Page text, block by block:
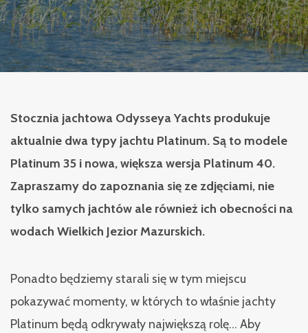
Stocznia jachtowa Odysseya Yachts produkuje
aktualnie dwa typy jachtu Platinum. Są to modele
Platinum 35 i nowa, większa wersja Platinum 40.
Zapraszamy do zapoznania się ze zdjęciami, nie
tylko samych jachtów ale również ich obecności na
wodach Wielkich Jezior Mazurskich.
Ponadto będziemy starali się w tym miejscu
pokazywać momenty, w których to właśnie jachty
Platinum będą odkrywały największą rolę... Aby